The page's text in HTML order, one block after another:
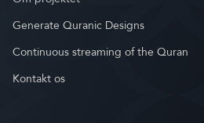
Generate Quranic Designs
Continuous streaming of the Quran
Kontakt os